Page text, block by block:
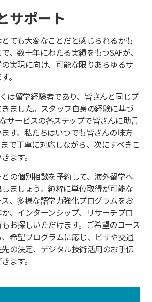
サポート
ても大変なことだと感じられるかも
、数十年にわたる実績をもつSAFが、
実現に向け、可能な限りあらゆるサ
。
は留学経験者であり、皆さんと同じプ
ました。スタッフ自身の経験に基づ
サービスの各ステップで皆さんに助言
す。私たちはいつでも皆さんの味方
で丁寧に対応しながら、次にすべきこ
ます。
の個別相談を予約して、海外留学へ
ましょう。純粋に単位取得が可能な
、多様な語学力強化プログラムをお
、インターンシップ、リサーチプロ
お探しいただけます。ご希望のコース
希望プログラムに応じ、ビザや交通
の決定、デジタル技術活用のお手伝
ます。